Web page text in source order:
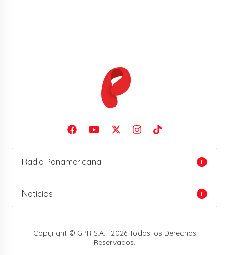
Radio Panamericana
Noticias
Copyright © GPR S.A. | 2026 Todos los Derechos
Reservados.